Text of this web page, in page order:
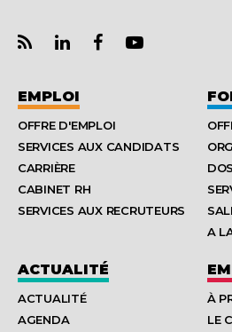
EMPLOI
OFFRE D'EMPLOI
SERVICES AUX CANDIDATS
CARRIÈRE
CABINET RH
SERVICES AUX RECRUTEURS
A
ACTUALITÉ
ACTUALITÉ
AGENDA
À
LE